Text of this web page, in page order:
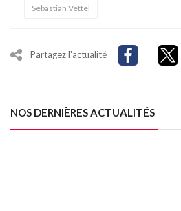
Sebastian Vettel
Partagez l'actualité
NOS DERNIÈRES ACTUALITÉS